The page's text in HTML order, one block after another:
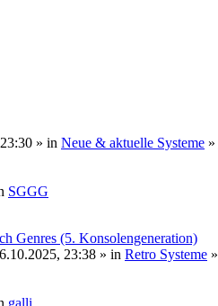
» in Neue & aktuelle Systeme »
SGGG
Genres (5. Konsolengeneration)
23:38 » in Retro Systeme »
galli